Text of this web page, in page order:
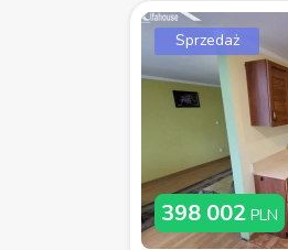
Sprzedaż
398 002 PLN